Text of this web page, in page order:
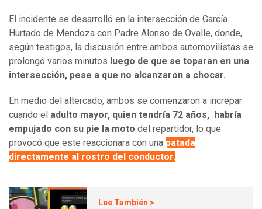
El incidente se desarrolló en la intersección de García
Hurtado de Mendoza con Padre Alonso de Ovalle, donde,
según testigos, la discusión entre ambos automovilistas se
prolongó varios minutos luego de que se toparan en una
intersección, pese a que no alcanzaron a chocar.
En medio del altercado, ambos se comenzaron a increpar
cuando el adulto mayor, quien tendría 72 años, habría
empujado con su pie la moto del repartidor, lo que
provocó que este reaccionara con una patada
directamente al rostro del conductor.
Lee También >